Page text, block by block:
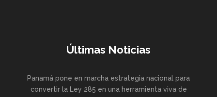
Últimas Noticias
Panamá pone en marcha estrategia nacional para
convertir la Ley 285 en una herramienta viva de